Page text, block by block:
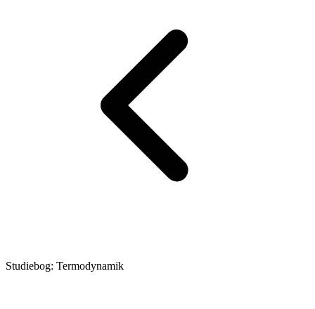
Studiebog: Termodynamik